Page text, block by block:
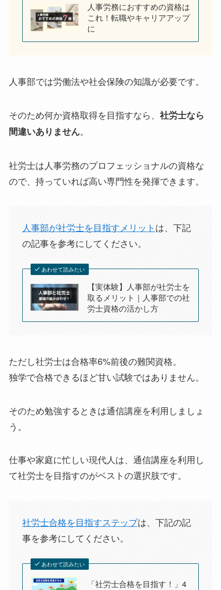
人事労務におすすめの資格は
これ！転職やキャリアアップ
に
人事部では労働法や社会保険の知識が必要です。
そのため何か資格取得を目指すなら、 社労士なら
間違いありません。
社労士は人事労務のプロフェッショナルの資格な
ので、持っていれば高い専門性を発揮できます。
人事部が社労士を目指すメリットは、下記
の記事を参考にしてください。
あわせて読みたい
【実体験】人事部が社労士を
取るメリット｜人事部での社
労士資格の活かし方
ただし社労士は合格率6%前後の難関資格。
独学で合格できるほど甘い試験ではありません。
そのため勉強するときは通信講座を利用しましょ
う。
仕事や家庭に忙しい現代人は、通信講座を利用し
て社労士を目指すのがベストの選択肢です。
社労士合格を目指すステップは、下記の記
事を参考にしてください。
あわせて読みたい
「社労士合格を目指す！」4